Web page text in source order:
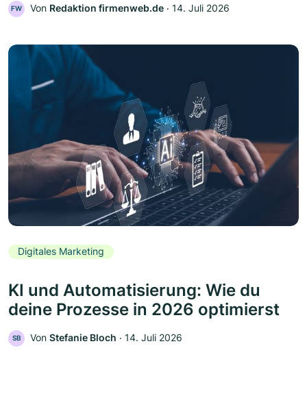
FW Von Redaktion firmenweb.de ‧ 14. Juli 2026
Digitales Marketing
KI und Automatisierung: Wie du
deine Prozesse in 2026 optimierst
SB Von Stefanie Bloch ‧ 14. Juli 2026